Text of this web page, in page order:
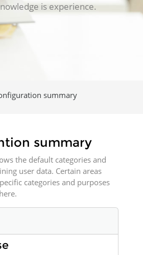
is experience.
summary
summary
the default categories and
user data. Certain areas
categories and purposes